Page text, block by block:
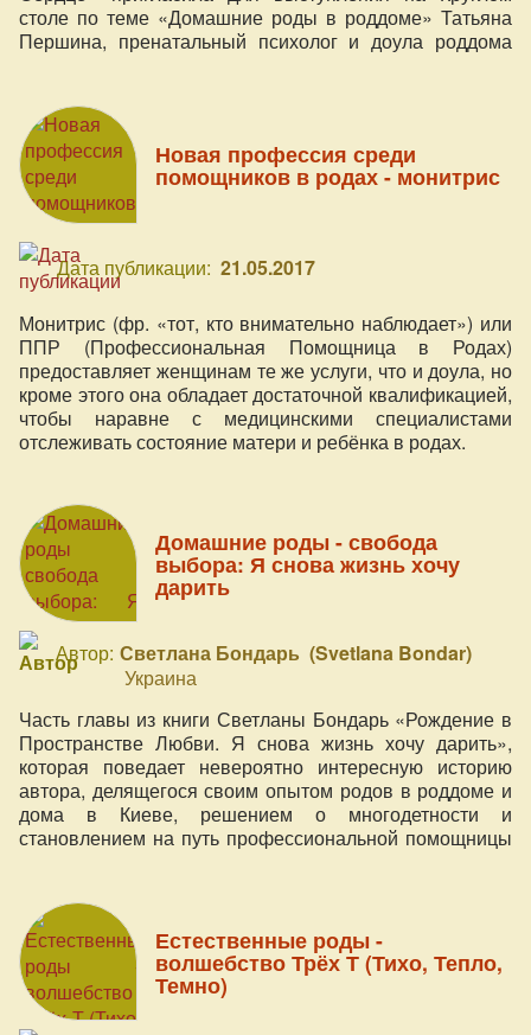
столе по теме «Домашние роды в роддоме» Татьяна
Першина, пренатальный психолог и доула роддома
М.В., зам. главврача по лечебной работе Говсеев Д.А.),
и на ней обсуждались перспективы сотрудничества
между медицинскими работниками и домашними
акушерками и доулами.
Новая профессия среди
помощников в родах - монитрис
Дата публикации: 21.05.2017
Монитрис (фр. «тот, кто внимательно наблюдает») или
ППР (Профессиональная Помощница в Родах)
предоставляет женщинам те же услуги, что и доула, но
кроме этого она обладает достаточной квалификацией,
чтобы наравне с медицинскими специалистами
отслеживать состояние матери и ребёнка в родах.
Домашние роды - свобода
выбора: Я снова жизнь хочу
дарить
Автор: Светлана Бондарь (Svetlana Bondar)
Украина
Часть главы из книги Светланы Бондарь «Рождение в
Пространстве Любви. Я снова жизнь хочу дарить»,
которая поведает невероятно интересную историю
автора, делящегося своим опытом родов в роддоме и
дома в Киеве, решением о многодетности и
становлением на путь профессиональной помощницы
Естественные роды -
волшебство Трёх Т (Тихо, Тепло,
Темно)